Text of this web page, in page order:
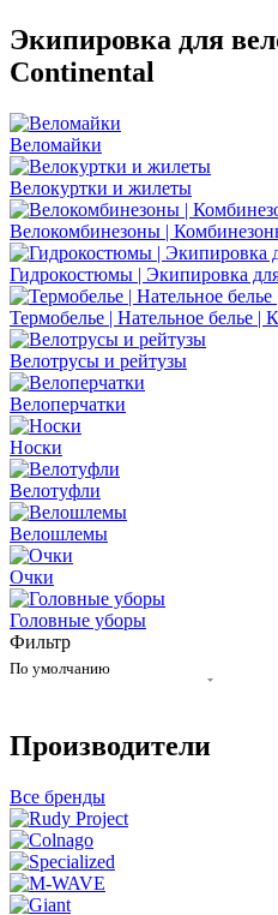
Экипировка для
Continental
Веломайки
Велокуртки и жилеты
Велокомбинезоны |
Гидрокостюмы | Экипировка
Термобелье | Нательное белье |
Велотрусы и рейтузы
Велоперчатки
Носки
Велотуфли
Велошлемы
Очки
Головные уборы
Фильтр
По умолчанию
Производители
Все бренды